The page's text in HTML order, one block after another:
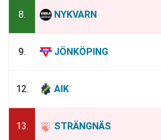
8. NYKVARN
9. JÖNKÖPING
12. AIK
13. STRÄNGNÄS